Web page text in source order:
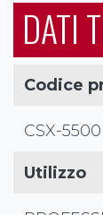
DATI
Codice
CSX-5500
Utilizzo